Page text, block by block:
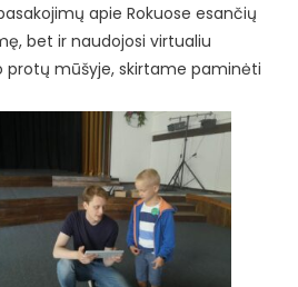
apie Rokuose esančių
bet ir naudojosi virtualiu
protų mūšyje, skirtame paminėti